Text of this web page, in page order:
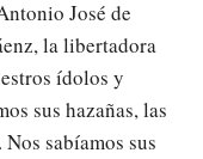
José de
la libertadora
ídolos y
sus hazañas, las
sabíamos sus